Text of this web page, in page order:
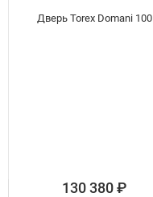
Дверь Torex Domani 100
130 380₽